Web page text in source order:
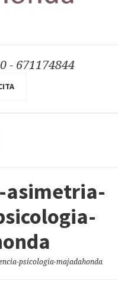
- 671174844
asimetria-
psicologia-majadahonda